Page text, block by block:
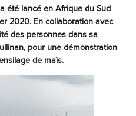
été lancé en Afrique du Sud
2020. En collaboration avec
des personnes dans sa
pour une démonstration
de maïs.